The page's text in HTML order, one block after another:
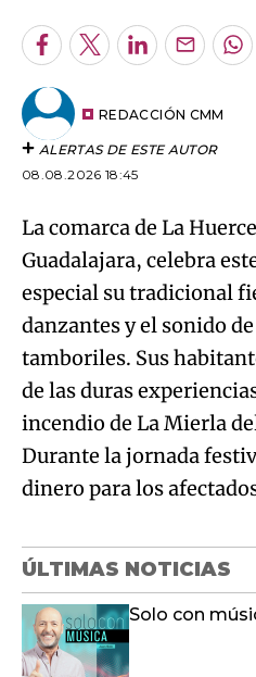
Facebook
TwitterLinkedInEnviar
REDACCIÓN CMM
ALERTAS DE ESTE AUTOR
08.08.2026 18:45
La comarca de La
Guadalajara, celebra
especial su tradicional
danzantes y el sonido
tamboriles. Sus
de las duras
incendio de La Mierla
Durante la jornada
dinero para los
ÚLTIMAS NOTICIAS
Solo con